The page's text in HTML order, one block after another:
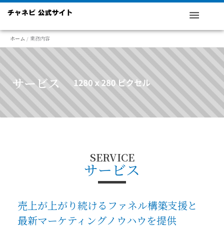
内
を
ス
キ
ッ
プ
ホーム 業務内容
サービス
SERVICE
サービス
売上が上がり続けるファネル構築支援と
最新マーケティングノウハウを提供